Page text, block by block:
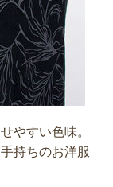
やすい色味。
持ちのお洋服